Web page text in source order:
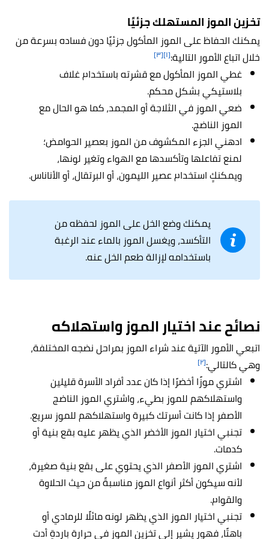
تخزين الموز المستهلك جزئيًا
يمكنك الحفاظ على الموز المأكول جزئيًا دون فساده بسرعة من
خلال اتباع الأمور التالية:[١] [٣]
غطي الموز المأكول مع قشرته باستخدام غلاف
بلاستيكي بشكل محكم.
ضعي الموز في الثلاجة أو المجمد، كما هو الحال مع
الموز الناضج.
ادهني الجزء المكشوف من الموز بعصير الحوامض؛
لمنع تفاعلها وتأكسدها مع الهواء وتغير لونها،
ويمكنكٍ استخدام عصير الليمون، أو البرتقال، أو الأناناس.
يمكنك وضع الخل على الموز لحفظه من
التأكسد، ويغسل الموز بالماء عند الرغبة
باستخدامه لإزالة طعم الخل عنه.
نصائح عند اختيار الموز واستهلاكه
اتبعي الأمور الآتية عند شراء الموز بمراحل نضجه المختلفة،
وهي كالتالي:[٢]
اشتري موزًا أخضرًا إذا كان عدد أفراد الأسرة قليلين
واستهلاكهم للموز بطيء، واشتري الموز الناضج
الأصفر إذا كانت أسرتك كبيرة واستهلاكهم للموز سريع.
تجنبي اختيار الموز الأخضر الذي يظهر عليه بقع بنية أو
كدمات.
اشتري الموز الأصفر الذي يحتوي على بقع بنية صغيرة،
لأنه سيكون أكثر أنواع الموز مناسبةً من حيث الحلاوة
والقوام.
تجنبي اختيار الموز الذي يظهر لونه مائلًا للرمادي أو
باهتًا، فهور يشير إلى تخزين الموز في حرارة باردةٍ أدت